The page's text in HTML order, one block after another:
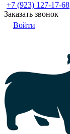
+7 (923) 127-17-68
Заказать звонок
Войти